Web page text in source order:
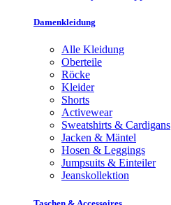
Damenkleidung
Alle Kleidung
Oberteile
Röcke
Kleider
Shorts
Activewear
Sweatshirts & Cardigans
Jacken & Mäntel
Hosen & Leggings
Jumpsuits & Einteiler
Jeanskollektion